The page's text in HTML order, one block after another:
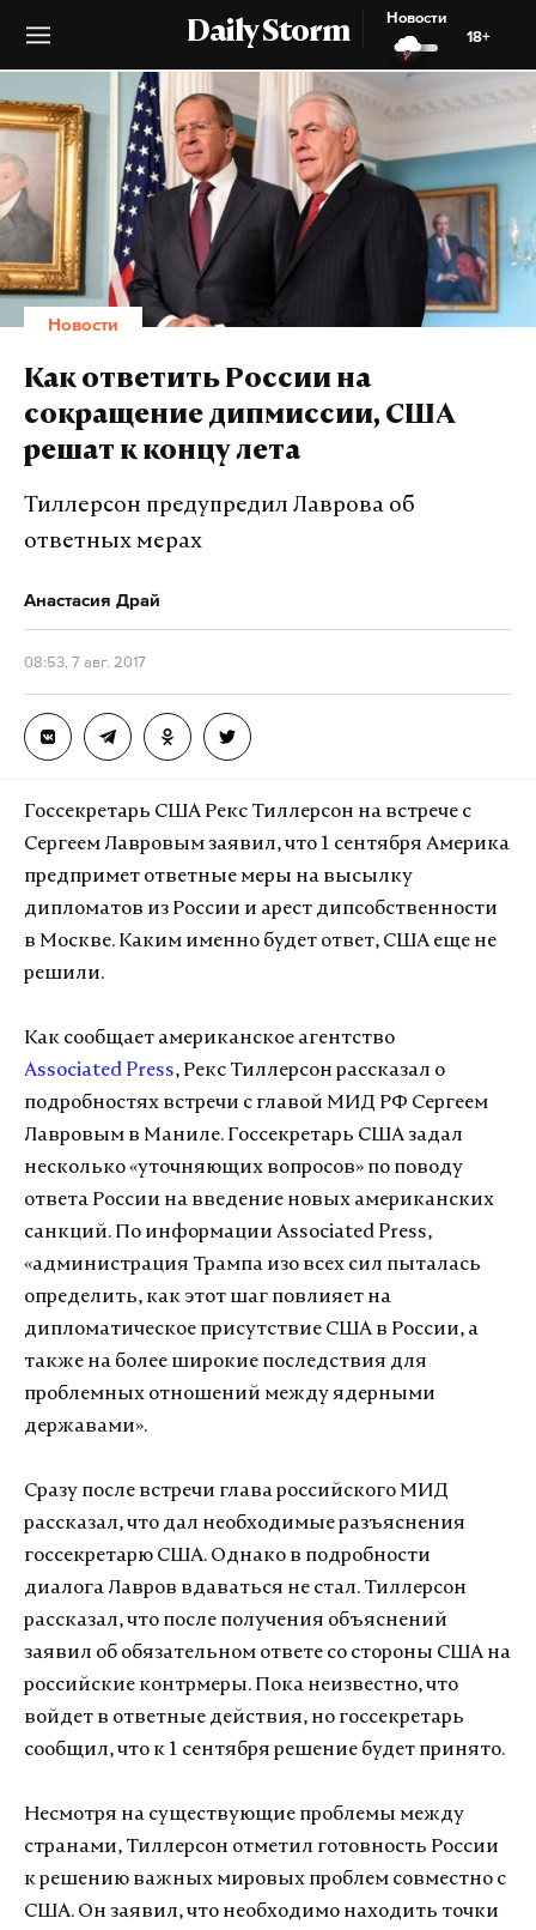
Daily Storm
Новости
18+
Новости
Как ответить России на
сокращение дипмиссии, США
решат к концу лета
Тиллерсон предупредил Лаврова об
ответных мерах
Анастасия Драй
08:53, 7 авг. 2017
Госсекретарь США Рекс Тиллерсон на встрече с
Сергеем Лавровым заявил, что 1 сентября Америка
предпримет ответные меры на высылку
дипломатов из России и арест дипсобственности
в Москве. Каким именно будет ответ, США еще не
решили.
Как сообщает американское агентство
Associated Press, Рекс Тиллерсон рассказал о
подробностях встречи с главой МИД РФ Сергеем
Лавровым в Маниле. Госсекретарь США задал
несколько «уточняющих вопросов» по поводу
ответа России на введение новых американских
санкций. По информации Associated Press,
«администрация Трампа изо всех сил пыталась
определить, как этот шаг повлияет на
дипломатическое присутствие США в России, а
также на более широкие последствия для
проблемных отношений между ядерными
державами».
Сразу после встречи глава российского МИД
рассказал, что дал необходимые разъяснения
госсекретарю США. Однако в подробности
диалога Лавров вдаваться не стал. Тиллерсон
рассказал, что после получения объяснений
заявил об обязательном ответе со стороны США на
российские контрмеры. Пока неизвестно, что
войдет в ответные действия, но госсекретарь
сообщил, что к 1 сентября решение будет принято.
Несмотря на существующие проблемы между
странами, Тиллерсон отметил готовность России
к решению важных мировых проблем совместно с
США. Он заявил, что необходимо находить точки